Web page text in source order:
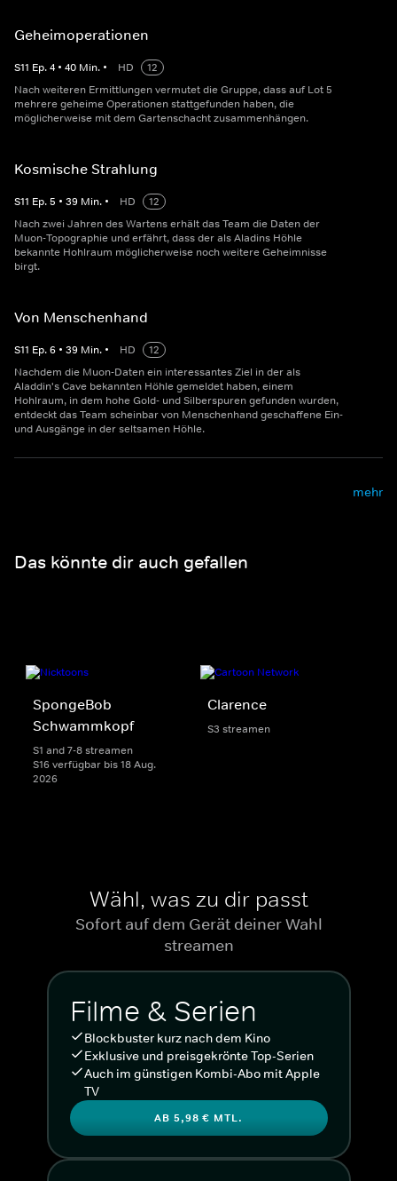
Geheimoperationen
S11 Ep.4 • 40 Min. • HD
12
Nach weiteren Ermittlungen vermutet die Gruppe, dass auf Lot 5
mehrere geheime Operationen stattgefunden haben, die
möglicherweise mit dem Gartenschacht zusammenhängen.
Kosmische Strahlung
S11 Ep.5 • 39 Min. • HD
12
Nach zwei Jahren des Wartens erhält das Team die Daten der
Muon-Topographie und erfährt, dass der als Aladins Höhle
bekannte Hohlraum möglicherweise noch weitere Geheimnisse
birgt.
Von Menschenhand
S11 Ep.6 • 39 Min. • HD
12
Nachdem die Muon-Daten ein interessantes Ziel in der als
Aladdin's Cave bekannten Höhle gemeldet haben, einem
Hohlraum, in dem hohe Gold- und Silberspuren gefunden wurden,
entdeckt das Team scheinbar von Menschenhand geschaffene Ein-
und Ausgänge in der seltsamen Höhle.
mehr
Das könnte dir auch gefallen
SpongeBob
Schwammkopf
S1 and 7-8 streamen
S16 verfügbar bis 18 Aug.
2026
Clarence
S3 streamen
Wähl, was zu dir passt
Sofort auf dem Gerät deiner Wahl
streamen
Filme & Serien
Blockbuster kurz nach dem Kino
Exklusive und preisgekrönte Top-Serien
Auch im günstigen Kombi-Abo mit Apple
TV
AB 5,98 € MTL.